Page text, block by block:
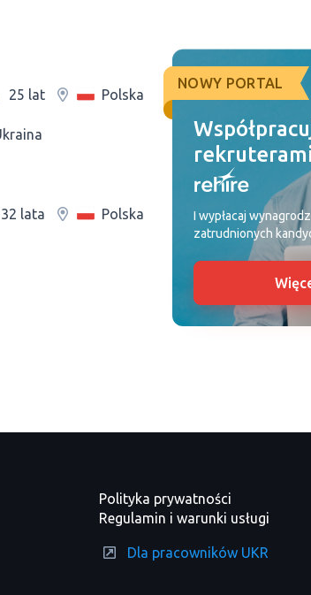
25 lat Polska
32 lata Polska
NOWY PORTAL
I wypłacaj
zatrudnionych
Polityka prywatności
Regulamin i warunki usługi
Dla pracowników UKR